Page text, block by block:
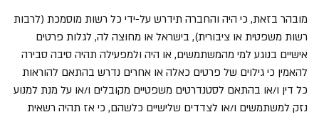
מובהר בזאת, כי היה והחברה תידרש על-ידי כל רשות מוסמכת (לרבות
רשות משפטית או ציבורית), בישראל או מחוצה לה, לגלות פרטים
אישיים בנוגע למי מהמשתמשים, או היה ולמפעילה תהיה סיבה סבירה
להאמין כי גילוים של פרטים כאלה או אחרים נדרש בהתאם להוראות
כל דין ו/או בהתאם לסטנדרטים משפטיים מקובלים ו/או על מנת למנוע
נזק למשתמשים ו/או לצדדים שלישיים כלשהם, כי אז תהיה רשאית